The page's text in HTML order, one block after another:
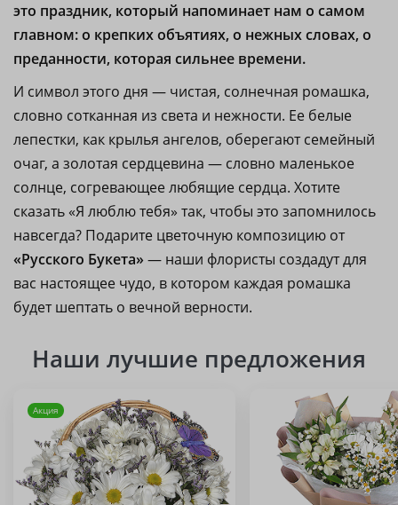
это праздник, который напоминает нам о самом
главном: о крепких объятиях, о нежных словах, о
преданности, которая сильнее времени.
И символ этого дня — чистая, солнечная ромашка,
словно сотканная из света и нежности. Ее белые
лепестки, как крылья ангелов, оберегают семейный
очаг, а золотая сердцевина — словно маленькое
солнце, согревающее любящие сердца. Хотите
сказать «Я люблю тебя» так, чтобы это запомнилось
навсегда? Подарите цветочную композицию от
«Русского Букета»— наши флористы создадут для
вас настоящее чудо, в котором каждая ромашка
будет шептать о вечной верности.
Наши лучшие предложения
Акция